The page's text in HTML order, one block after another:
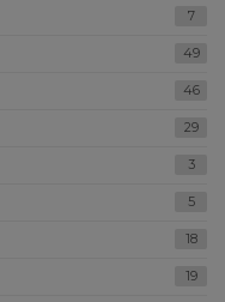
7
49
46
29
3
5
18
19